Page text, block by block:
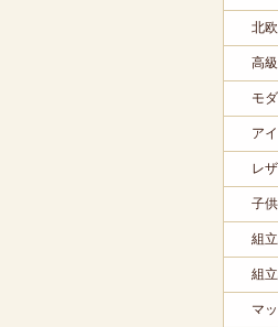
北
高
モ
ア
レ
子
組
組
マ